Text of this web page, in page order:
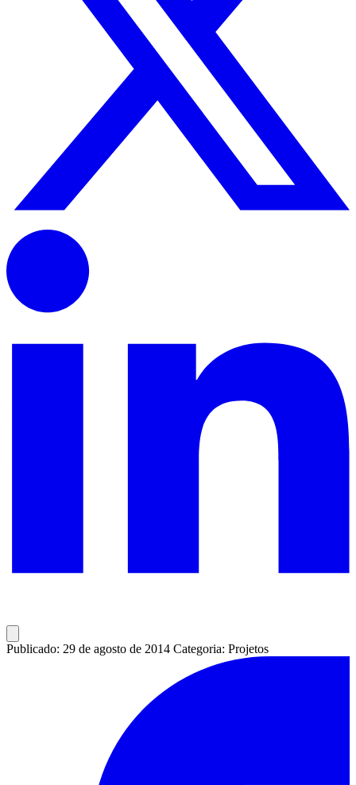
Publicado: 29 de agosto de 2014 Categoria: Projetos